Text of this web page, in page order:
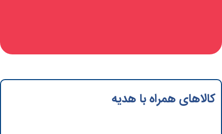
کالاهای همراه با هدیه